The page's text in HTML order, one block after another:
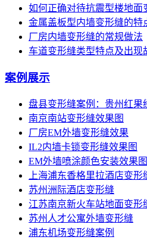
如何正确对待抗震型楼地面
金属盖板型内墙变形缝的特
厂房内墙变形缝的常规做法
车道变形缝类型特点及出现
案例展示
盘县变形缝案例：贵州红果
南京南站变形缝效果图
厂房EM外墙变形缝效果
IL2内墙卡锁变形缝效果图
EM外墙喷涂颜色安装效果图
上海浦东香格里拉酒店变形
苏州洲际酒店变形缝
江苏南京新火车站地面变形
苏州人才公寓外墙变形缝
浦东机场变形缝案例